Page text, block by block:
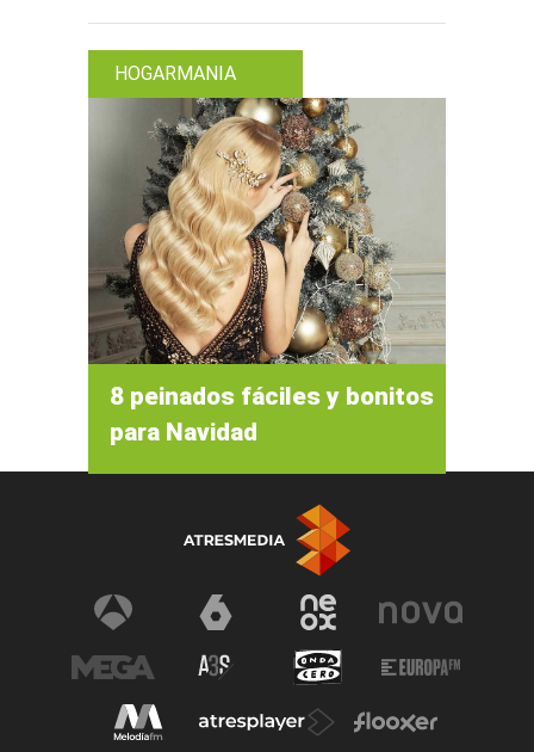
HOGARMANIA
8 peinados fáciles y bonitos
para Navidad